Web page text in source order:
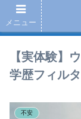
【実体験】
学歴フィル
不安
メニュー